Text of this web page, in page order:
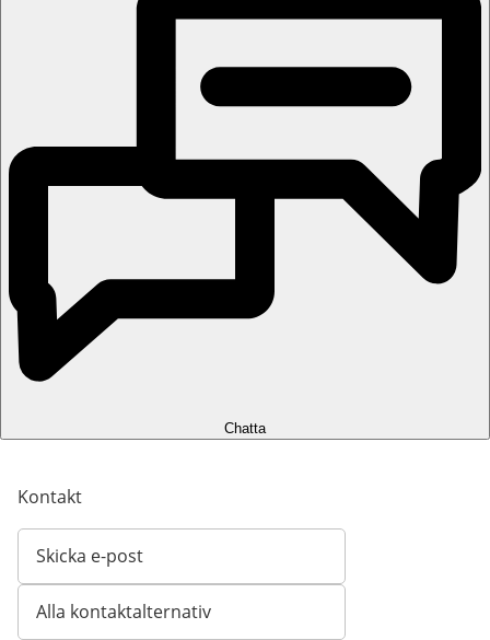
Chatta
Kontakt
Skicka e-post
Öppnar e-postklient
Alla kontaktalternativ